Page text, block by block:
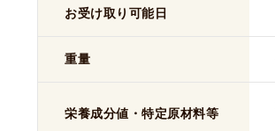
お受け取り可能日
重量
栄養成分値・特定原材料等